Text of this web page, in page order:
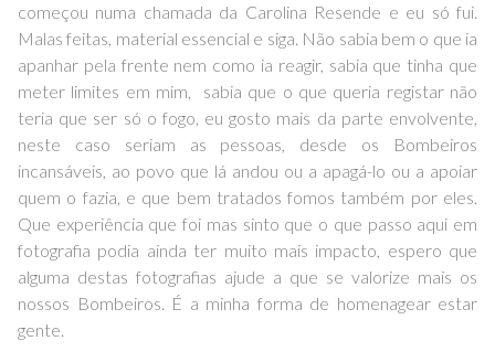
começou numa chamada da Carolina Resende e eu só fui.
Malas feitas, material essencial e siga. Não sabia bem o que ia
apanhar pela frente nem como ia reagir, sabia que tinha que
meter limites em mim, sabia que o que queria registar não
teria que ser só o fogo, eu gosto mais da parte envolvente,
neste caso seriam as pessoas, desde os Bombeiros
incansáveis, ao povo que lá andou ou a apagá-lo ou a apoiar
quem o fazia, e que bem tratados fomos também por eles.
Que experiência que foi mas sinto que o que passo aqui em
fotografia podia ainda ter muito mais impacto, espero que
alguma destas fotografias ajude a que se valorize mais os
nossos Bombeiros. É a minha forma de homenagear estar
gente.